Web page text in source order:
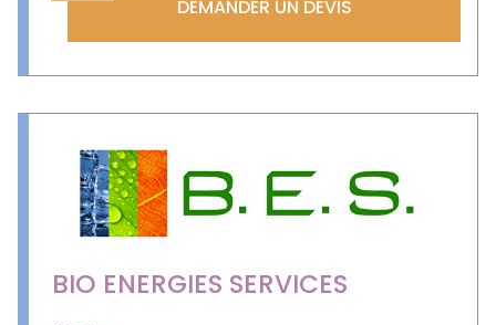
DEMANDER UN DEVIS
BIO ENERGIES SERVICES